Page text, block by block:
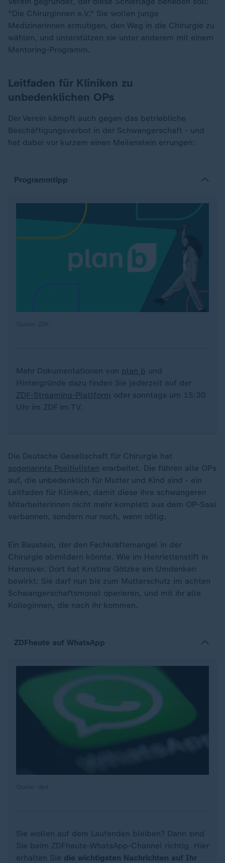
"Die Chirurginnen e.V." Sie wollen junge
Medizinerinnen ermutigen, den Weg in die Chirurgie zu
wählen, und unterstützen sie unter anderem mit einem
Mentoring-Programm.
Leitfaden für Kliniken zu
unbedenklichen OPs
Der Verein kämpft auch gegen das betriebliche
Beschäftigungsverbot in der Schwangerschaft - und
hat dabei vor kurzem einen Meilenstein errungen:
Programmtipp
Mehr Dokumentationen von plan b und
Hintergründe dazu finden Sie jederzeit auf der
ZDF-Streaming-Plattform oder sonntags um 15:30
Uhr im ZDF im TV.
Die Deutsche Gesellschaft für Chirurgie hat
sogenannte Positivlisten erarbeitet. Die führen alle OPs
auf, die unbedenklich für Mutter und Kind sind - ein
Leitfaden für Kliniken, damit diese ihre schwangeren
Mitarbeiterinnen nicht mehr komplett aus dem OP-Saal
verbannen, sondern nur noch, wenn nötig.
Ein Baustein, der den Fachkräftemangel in der
Chirurgie abmildern könnte. Wie im Henriettenstift in
Hannover. Dort hat Kristina Götzke ein Umdenken
bewirkt: Sie darf nun bis zum Mutterschutz im achten
Schwangerschaftsmonat operieren, und mit ihr alle
Kolleginnen, die nach ihr kommen.
ZDFheute auf WhatsApp
Sie wollen auf dem Laufenden bleiben? Dann sind
Sie beim ZDFheute-WhatsApp-Channel richtig. Hier
erhalten Sie die wichtigsten Nachrichten auf Ihr